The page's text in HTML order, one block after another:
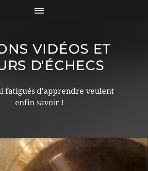
VIDÉOS ET
D'ÉCHECS
fatigués d'apprendre veulent
enfin savoir !